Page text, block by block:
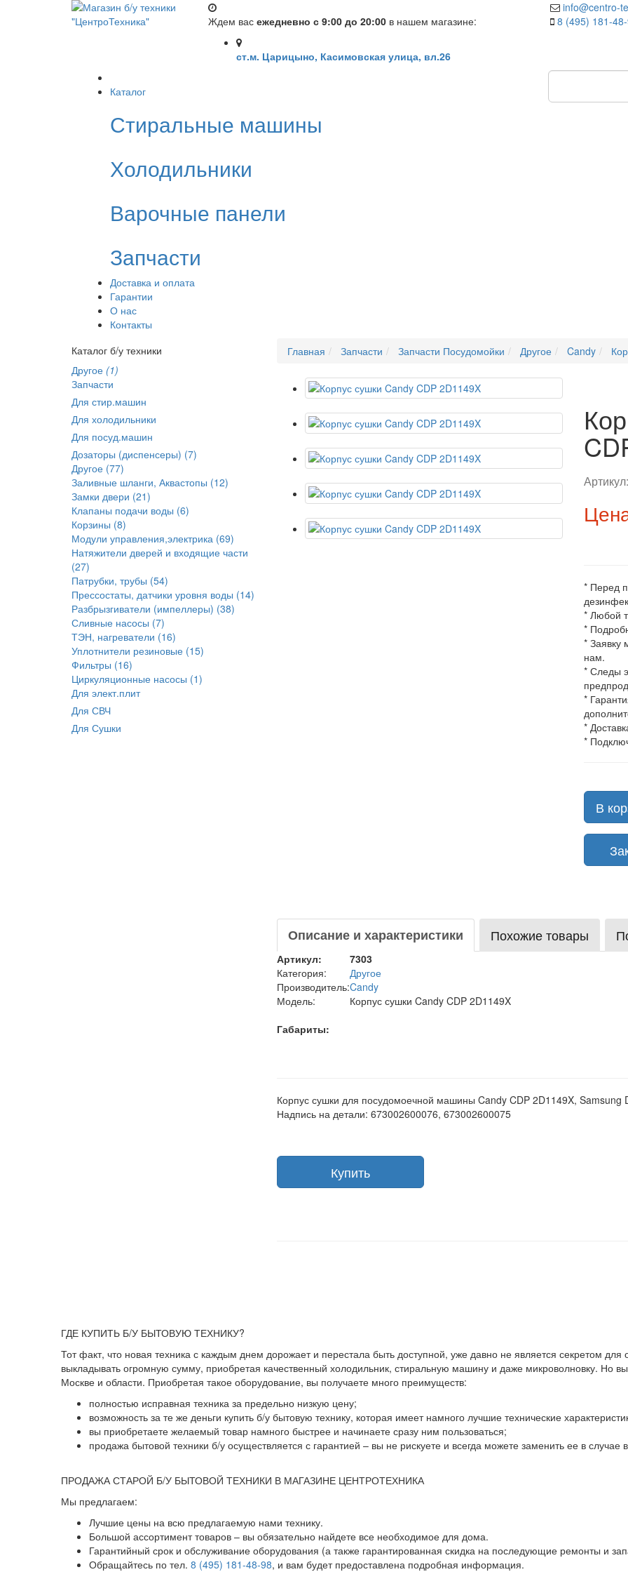
Ждем вас ежедневно с 9:00 до 20:00 в нашем магазине:
ст.м. Царицыно, Касимовская улица, вл.26
info@centro-
8 (495) 181-
Каталог
Стиральные машины
Холодильники
Варочные панели
Запчасти
Доставка и оплата
Гарантии
О нас
Контакты
Каталог б/у техники
Другое (1)
Запчасти
Для стир.машин
Для холодильники
Для посуд.машин
Дозаторы (диспенсеры) (7)
Другое (77)
Заливные шланги, Аквастопы (12)
Замки двери (21)
Клапаны подачи воды (6)
Корзины (8)
Модули управления,электрика (69)
Натяжители дверей и входящие части
(27)
Патрубки, трубы (54)
Прессостаты, датчики уровня воды (14)
Разбрызгиватели (импеллеры) (38)
Сливные насосы (7)
ТЭН, нагреватели (16)
Уплотнители резиновые (15)
Фильтры (16)
Циркуляционные насосы (1)
Для элект.плит
Для СВЧ
Для Сушки
Главная Запчасти Запчасти Посудомойки Другое Candy
* Перед
* Любой
*
* Заявку
нам.
* Следы
*
*
*
В
Описание и характеристики Похожие товары
Артикул:
7303
Категория:
Другое
Производитель:Candy
Модель:
Корпус сушки Candy CDP 2D1149X
Габариты:
Корпус сушки для посудомоечной машины Candy CDP 2D1149X, Samsung
Надпись на детали: 673002600076, 673002600075
ГДЕ КУПИТЬ Б/У БЫТОВУЮ ТЕХНИКУ?
Тот факт, что новая техника с каждым днем дорожает и перестала быть доступной, уже давно не является секретом для
выкладывать огромную сумму, приобретая качественный холодильник, стиральную машину и даже микроволновку. Но
Москве и области. Приобретая такое оборудование, вы получаете много преимуществ:
полностью исправная техника за предельно низкую цену;
возможность за те же деньги купить б/у бытовую технику, которая имеет намного лучшие технические
вы приобретаете желаемый товар намного быстрее и начинаете сразу ним пользоваться;
продажа бытовой техники б/у осуществляется с гарантией – вы не рискуете и всегда можете заменить ее в случае
ПРОДАЖА СТАРОЙ Б/У БЫТОВОЙ ТЕХНИКИ В МАГАЗИНЕ ЦЕНТРОТЕХНИКА
Мы предлагаем:
Лучшие цены на всю предлагаемую нами технику.
Большой ассортимент товаров – вы обязательно найдете все необходимое для дома.
Гарантийный срок и обслуживание оборудования (а также гарантированная скидка на последующие ремонты и
Обращайтесь по тел. 8 (495) 181-48-98, и вам будет предоставлена подробная информация.